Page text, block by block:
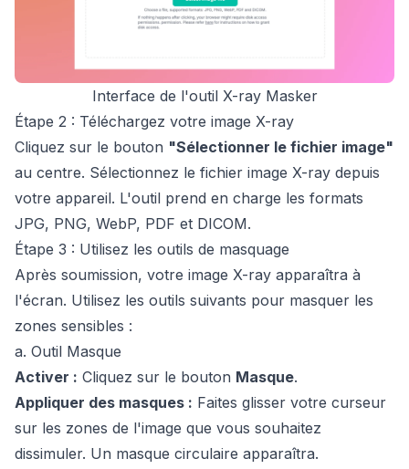
Interface de l'outil X-ray Masker
Étape 2 : Téléchargez votre image X-ray
Cliquez sur le bouton "Sélectionner le fichier image"
au centre. Sélectionnez le fichier image X-ray depuis
votre appareil. L'outil prend en charge les formats
JPG, PNG, WebP, PDF et DICOM.
Étape 3 : Utilisez les outils de masquage
Après soumission, votre image X-ray apparaîtra à
l'écran. Utilisez les outils suivants pour masquer les
zones sensibles :
a. Outil Masque
Activer : Cliquez sur le bouton Masque.
Appliquer des masques : Faites glisser votre curseur
sur les zones de l'image que vous souhaitez
dissimuler. Un masque circulaire apparaîtra.